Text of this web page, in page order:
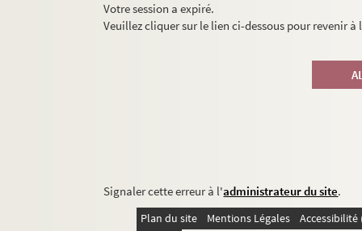
Votre session a expiré.
Veuillez cliquer sur le lien ci-dessous pour revenir
Signaler cette erreur à l'administrateur du site.
Plan du site Mentions Légales